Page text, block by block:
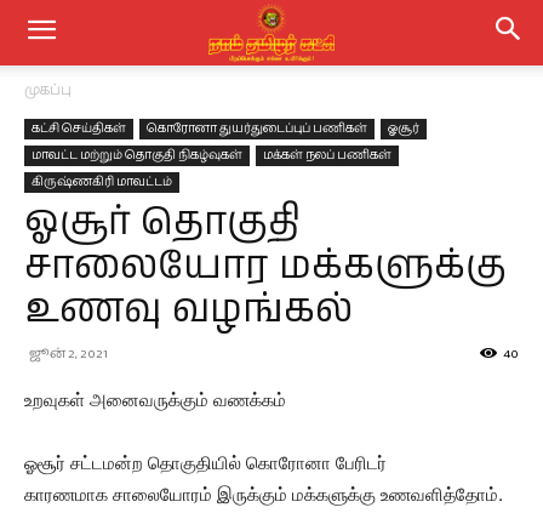
முகப்பு
கட்சி செய்திகள் கொரோனா துயர்துடைப்புப் பணிகள்
ஓசூர்
மாவட்ட மற்றும் தொகுதி நிகழ்வுகள்
மக்கள் நலப் பணிகள்
கிருஷ்ணகிரி மாவட்டம்
ஓசூர் தொகுதி
சாலையோர மக்களுக்கு
உணவு வழங்கல்
ஜூன் 2, 2021 40
உறவுகள் அனைவருக்கும் வணக்கம்
ஓசூர் சட்டமன்ற தொகுதியில் கொரோனா பேரிடர்
காரணமாக சாலையோரம் இருக்கும் மக்களுக்கு உணவளித்தோம்.